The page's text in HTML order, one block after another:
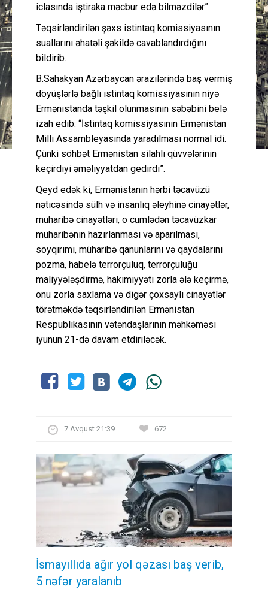
iclasında iştiraka məcbur edə bilməzdilər”.
Təqsirləndirilən şəxs istintaq komissiyasının
suallarını əhatəli şəkildə cavablandırdığını
bildirib.
B.Sahakyan Azərbaycan ərazilərində baş vermiş
döyüşlərlə bağlı istintaq komissiyasının niyə
Ermənistanda təşkil olunmasının səbəbini belə
izah edib: “İstintaq komissiyasının Ermənistan
Milli Assambleyasında yaradılması normal idi.
Çünki söhbət Ermənistan silahlı qüvvələrinin
keçirdiyi əməliyyatdan gedirdi”.
Qeyd edək ki, Ermənistanın hərbi təcavüzü
nəticəsində sülh və insanlıq əleyhinə cinayətlər,
müharibə cinayətləri, o cümlədən təcavüzkar
müharibənin hazırlanması və aparılması,
soyqırımı, müharibə qanunlarını və qaydalarını
pozma, habelə terrorçuluq, terrorçuluğu
maliyyələşdirmə, hakimiyyəti zorla ələ keçirmə,
onu zorla saxlama və digər çoxsaylı cinayətlər
törətməkdə təqsirləndirilən Ermənistan
Respublikasının vətəndaşlarının məhkəməsi
iyunun 21-də davam etdiriləcək.
7 Avqust 21:39 672
İsmayıllıda ağır yol qəzası baş verib,
5 nəfər yaralanıb